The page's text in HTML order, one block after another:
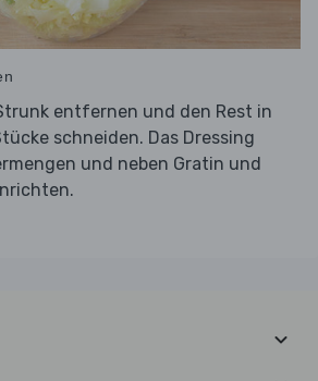
entfernen und den Rest in
schneiden. Das Dressing
und neben Gratin und